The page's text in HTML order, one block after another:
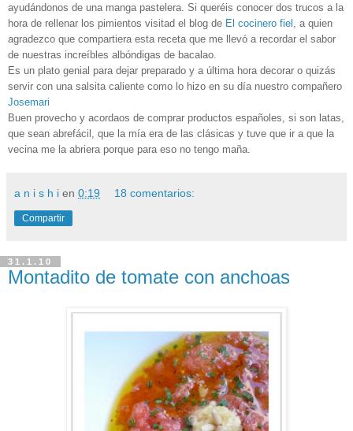
ayudándonos de una manga pastelera. Si queréis conocer dos trucos a la
hora de rellenar los pimientos visitad el blog de El cocinero fiel
, a quien
agradezco que compartiera esta receta que me llevó a recordar el sabor
de nuestras increíbles albóndigas de bacalao.
Es un plato genial para dejar preparado y a última hora decorar o quizás
servir con una salsita caliente como lo hizo en su día nuestro compañero
Josemari
Buen provecho y acordaos de comprar productos españoles, si son latas,
que sean abrefácil, que la mía era de las clásicas y tuve que ir a que la
vecina me la abriera porque para eso no tengo maña.
a n i s h i en 0:19 18 comentarios:
Compartir
31.1.10
Montadito de tomate con anchoas